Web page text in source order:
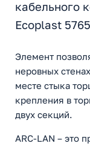
кабельного
Ecoplast
Элемент
неровных
месте стыка
крепления в
двух секций.
ARC-LAN – это